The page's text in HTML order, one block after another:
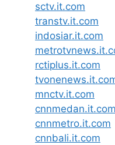
sctv.it.com
transtv.it.com
indosiar.it.com
rctiplus.it.com
mnctv.it.com
cnnmedan.it.com
cnnmetro.it.com
cnnbali.it.com